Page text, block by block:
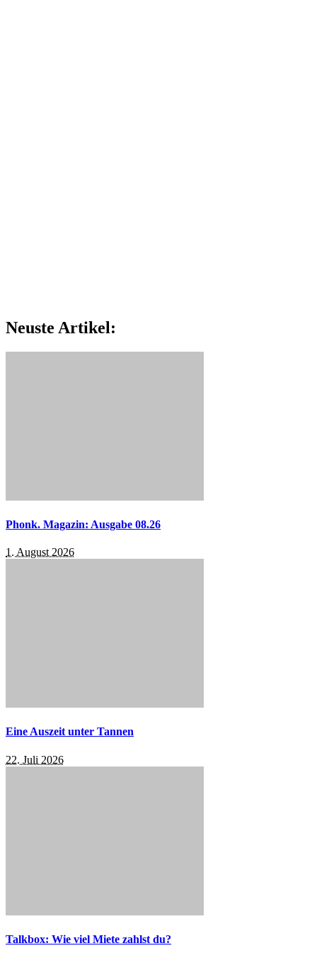
Neuste Artikel:
Phonk. Magazin: Ausgabe 08.26
1. August 2026
Eine Auszeit unter Tannen
22. Juli 2026
Talkbox: Wie viel Miete zahlst du?